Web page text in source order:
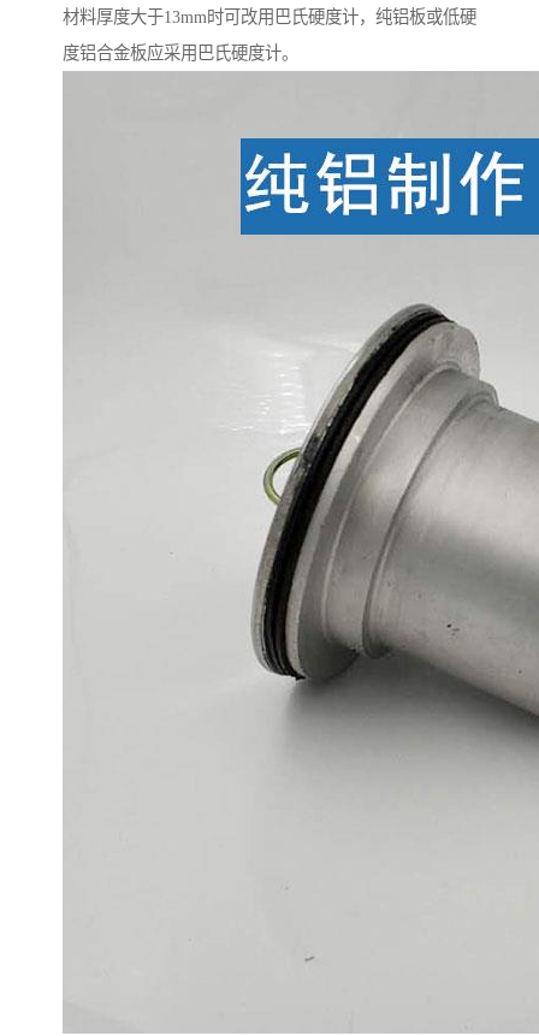
材料厚度大于13mm时可改用巴氏硬度计，纯铝板或低硬
度铝合金板应采用巴氏硬度计。